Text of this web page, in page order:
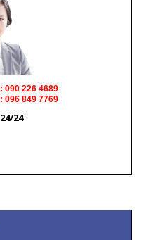
090 226 4689
096 849 7769
24